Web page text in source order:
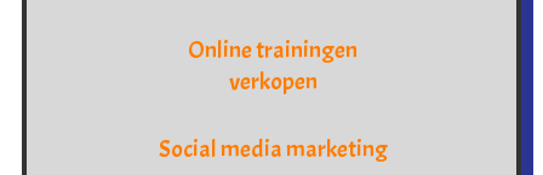
Online trainingen
verkopen
Social media marketing